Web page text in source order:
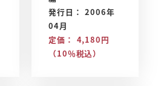
発行日： 2006年
04月
定価： 4,180円
（10％税込）